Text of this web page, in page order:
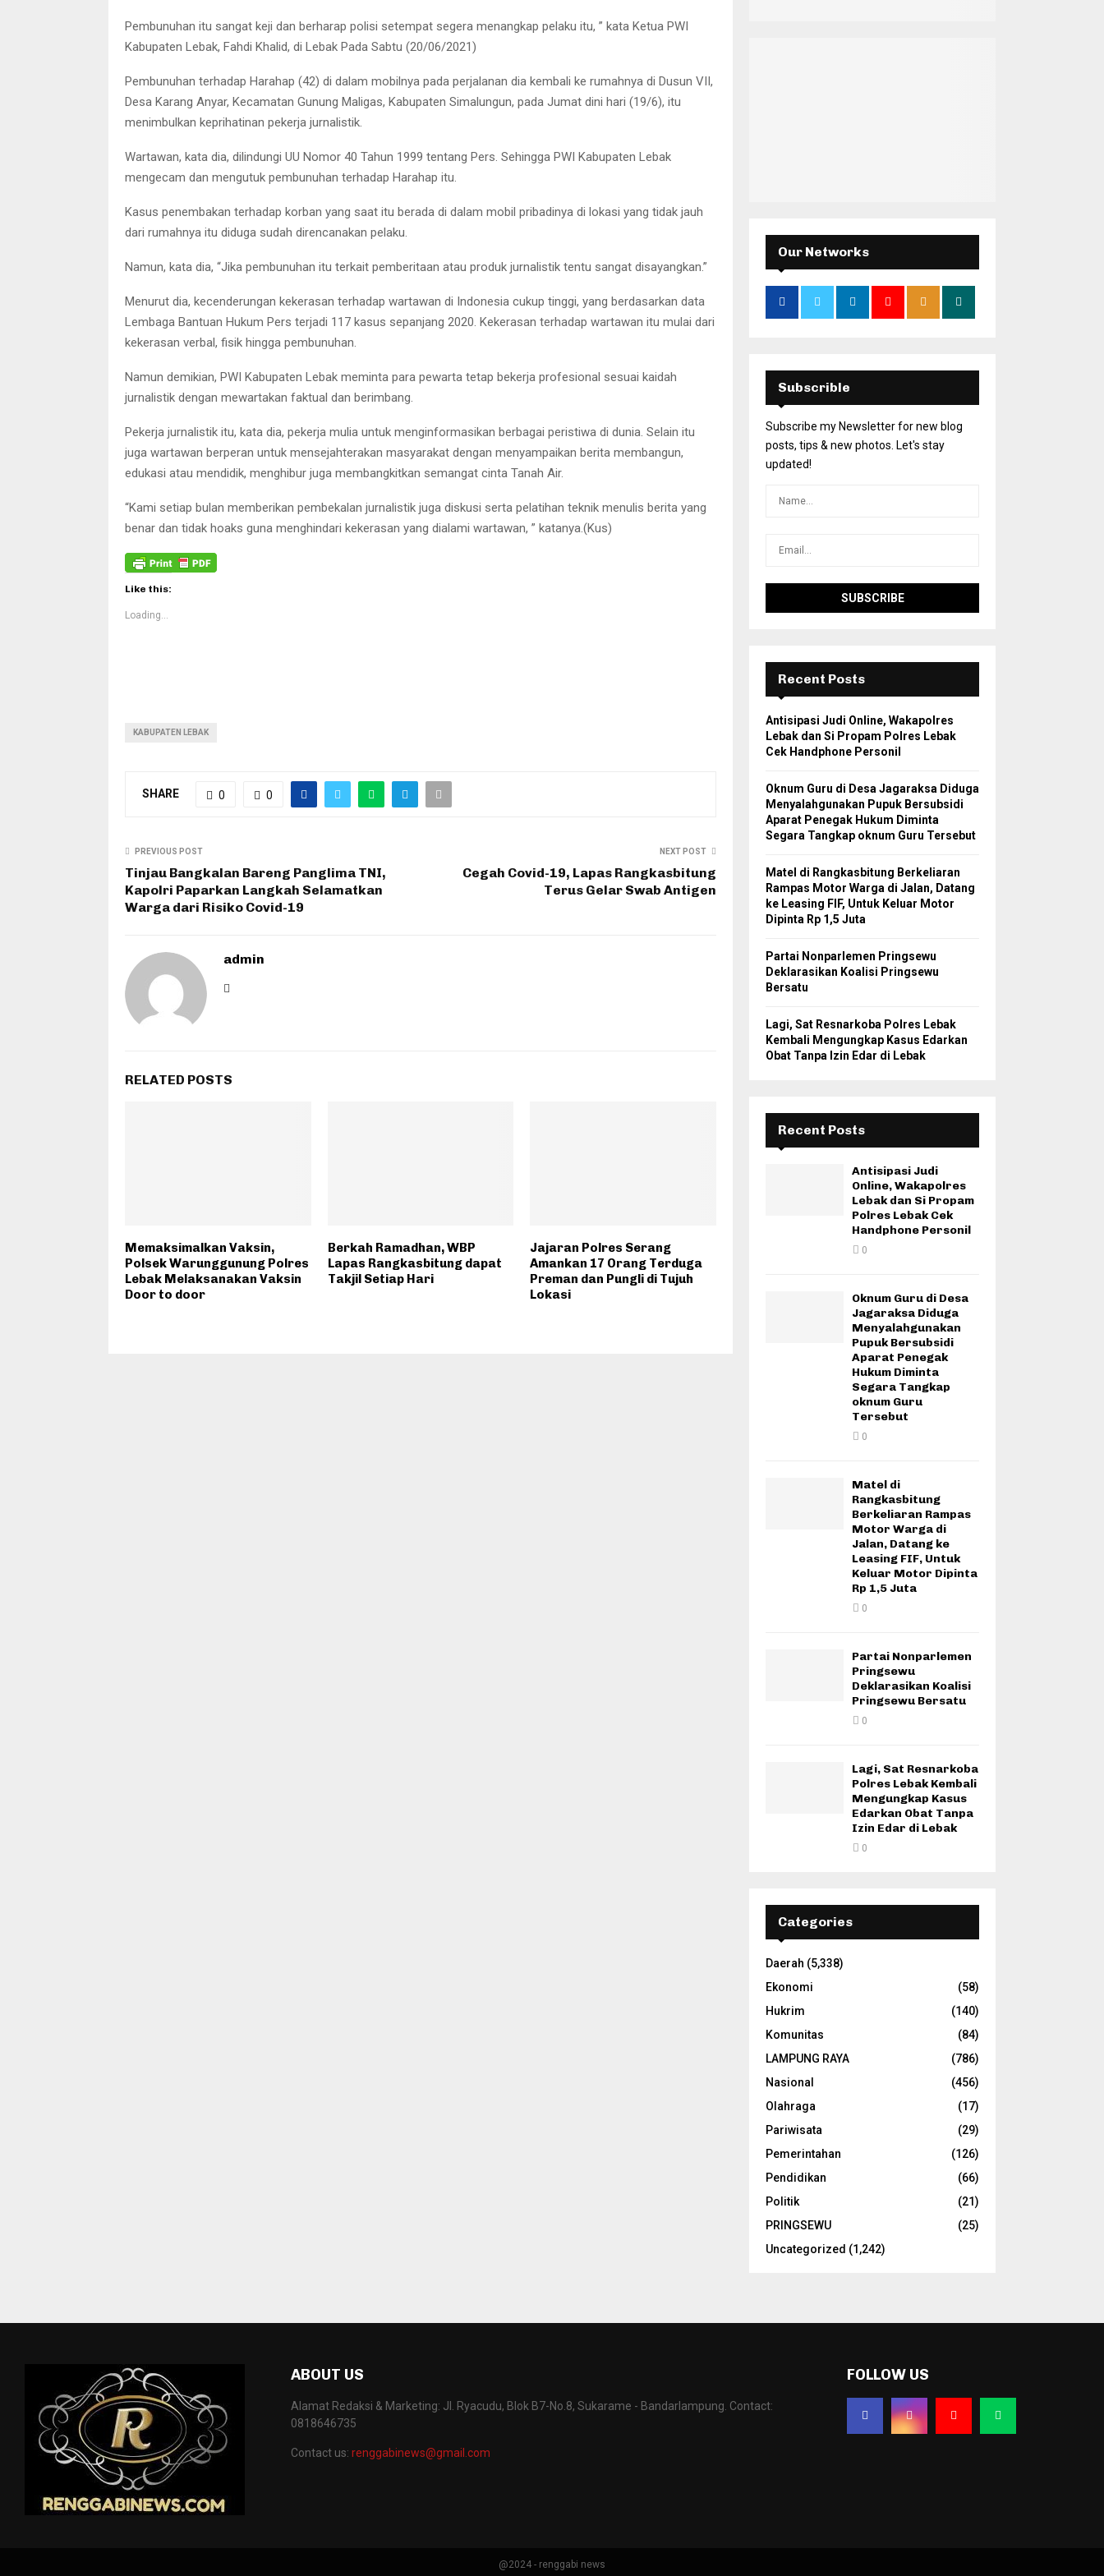
Pembunuhan itu sangat keji dan berharap polisi setempat segera menangkap pelaku itu, ” kata Ketua PWI
Kabupaten Lebak, Fahdi Khalid, di Lebak Pada Sabtu (20/06/2021)
Pembunuhan terhadap Harahap (42) di dalam mobilnya pada perjalanan dia kembali ke rumahnya di Dusun VII,
Desa Karang Anyar, Kecamatan Gunung Maligas, Kabupaten Simalungun, pada Jumat dini hari (19/6), itu
menimbulkan keprihatinan pekerja jurnalistik.
Wartawan, kata dia, dilindungi UU Nomor 40 Tahun 1999 tentang Pers. Sehingga PWI Kabupaten Lebak
mengecam dan mengutuk pembunuhan terhadap Harahap itu.
Kasus penembakan terhadap korban yang saat itu berada di dalam mobil pribadinya di lokasi yang tidak jauh
dari rumahnya itu diduga sudah direncanakan pelaku.
Namun, kata dia, “Jika pembunuhan itu terkait pemberitaan atau produk jurnalistik tentu sangat disayangkan.”
Menurut dia, kecenderungan kekerasan terhadap wartawan di Indonesia cukup tinggi, yang berdasarkan data
Lembaga Bantuan Hukum Pers terjadi 117 kasus sepanjang 2020. Kekerasan terhadap wartawan itu mulai dari
kekerasan verbal, fisik hingga pembunuhan.
Namun demikian, PWI Kabupaten Lebak meminta para pewarta tetap bekerja profesional sesuai kaidah
jurnalistik dengan mewartakan faktual dan berimbang.
Pekerja jurnalistik itu, kata dia, pekerja mulia untuk menginformasikan berbagai peristiwa di dunia. Selain itu
juga wartawan berperan untuk mensejahterakan masyarakat dengan menyampaikan berita membangun,
edukasi atau mendidik, menghibur juga membangkitkan semangat cinta Tanah Air.
“Kami setiap bulan memberikan pembekalan jurnalistik juga diskusi serta pelatihan teknik menulis berita yang
benar dan tidak hoaks guna menghindari kekerasan yang dialami wartawan, ” katanya.(Kus)
Like this:
Loading...
KABUPATEN LEBAK
SHARE 0 0
PREVIOUS POST
Tinjau Bangkalan Bareng Panglima TNI,
Kapolri Paparkan Langkah Selamatkan
Warga dari Risiko Covid-19
NEXT POST
Cegah Covid-19, Lapas Rangkasbitung
Terus Gelar Swab Antigen
admin
RELATED POSTS
Memaksimalkan Vaksin,
Polsek Warunggunung Polres
Lebak Melaksanakan Vaksin
Door to door
Berkah Ramadhan, WBP
Lapas Rangkasbitung dapat
Takjil Setiap Hari
Jajaran Polres Serang
Amankan 17 Orang Terduga
Preman dan Pungli di Tujuh
Lokasi
Our Networks
Subscrible
Subscribe my Newsletter for new blog
posts, tips & new photos. Let's stay
updated!
Recent Posts
Antisipasi Judi Online, Wakapolres
Lebak dan Si Propam Polres Lebak
Cek Handphone Personil
Oknum Guru di Desa Jagaraksa Diduga
Menyalahgunakan Pupuk Bersubsidi
Aparat Penegak Hukum Diminta
Segara Tangkap oknum Guru Tersebut
Matel di Rangkasbitung Berkeliaran
Rampas Motor Warga di Jalan, Datang
ke Leasing FIF, Untuk Keluar Motor
Dipinta Rp 1,5 Juta
Partai Nonparlemen Pringsewu
Deklarasikan Koalisi Pringsewu
Bersatu
Lagi, Sat Resnarkoba Polres Lebak
Kembali Mengungkap Kasus Edarkan
Obat Tanpa Izin Edar di Lebak
Recent Posts
Antisipasi Judi
Online, Wakapolres
Lebak dan Si Propam
Polres Lebak Cek
Handphone Personil
0
Oknum Guru di Desa
Jagaraksa Diduga
Menyalahgunakan
Pupuk Bersubsidi
Aparat Penegak
Hukum Diminta
Segara Tangkap
oknum Guru
Tersebut
0
Matel di
Rangkasbitung
Berkeliaran Rampas
Motor Warga di
Jalan, Datang ke
Leasing FIF, Untuk
Keluar Motor Dipinta
Rp 1,5 Juta
0
Partai Nonparlemen
Pringsewu
Deklarasikan Koalisi
Pringsewu Bersatu
0
Lagi, Sat Resnarkoba
Polres Lebak Kembali
Mengungkap Kasus
Edarkan Obat Tanpa
Izin Edar di Lebak
0
Categories
Daerah (5,338)
Ekonomi
(58)
Hukrim
(140)
Komunitas
(84)
LAMPUNG RAYA
(786)
Nasional
(456)
Olahraga
(17)
Pariwisata
(29)
Pemerintahan
(126)
Pendidikan
(66)
Politik
(21)
PRINGSEWU
(25)
Uncategorized (1,242)
ABOUT US
Alamat Redaksi & Marketing: Jl. Ryacudu, Blok B7-No.8, Sukarame - Bandarlampung. Contact:
0818646735
Contact us: renggabinews@gmail.com
FOLLOW US
@2024 - renggabi news